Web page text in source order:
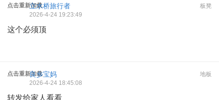
点击重新加载 板凳
立水桥旅行者
2026-4-24 19:23:49
这个必须顶
点击重新加载 地板
良乡宝妈
2026-4-24 18:45:08
转发给家人看看